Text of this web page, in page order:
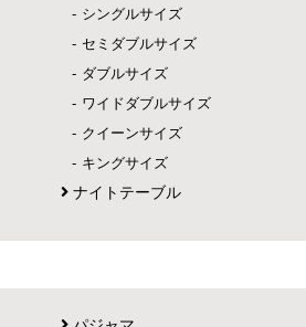
シングルサイズ
セミダブルサイズ
ダブルサイズ
ワイドダブルサイズ
クイーンサイズ
キングサイズ
ナイトテーブル